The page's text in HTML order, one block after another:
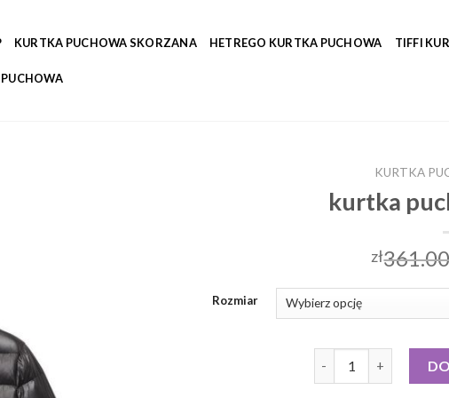
KURTKA PUCHOWA SKORZANA HETREGO KURTKA PUCHOWA TIFFI
KURTKA
kurtka
zł
Rozmiar